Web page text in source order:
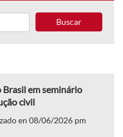
Buscar
Brasil em seminário
civil
en 08/06/2026 pm